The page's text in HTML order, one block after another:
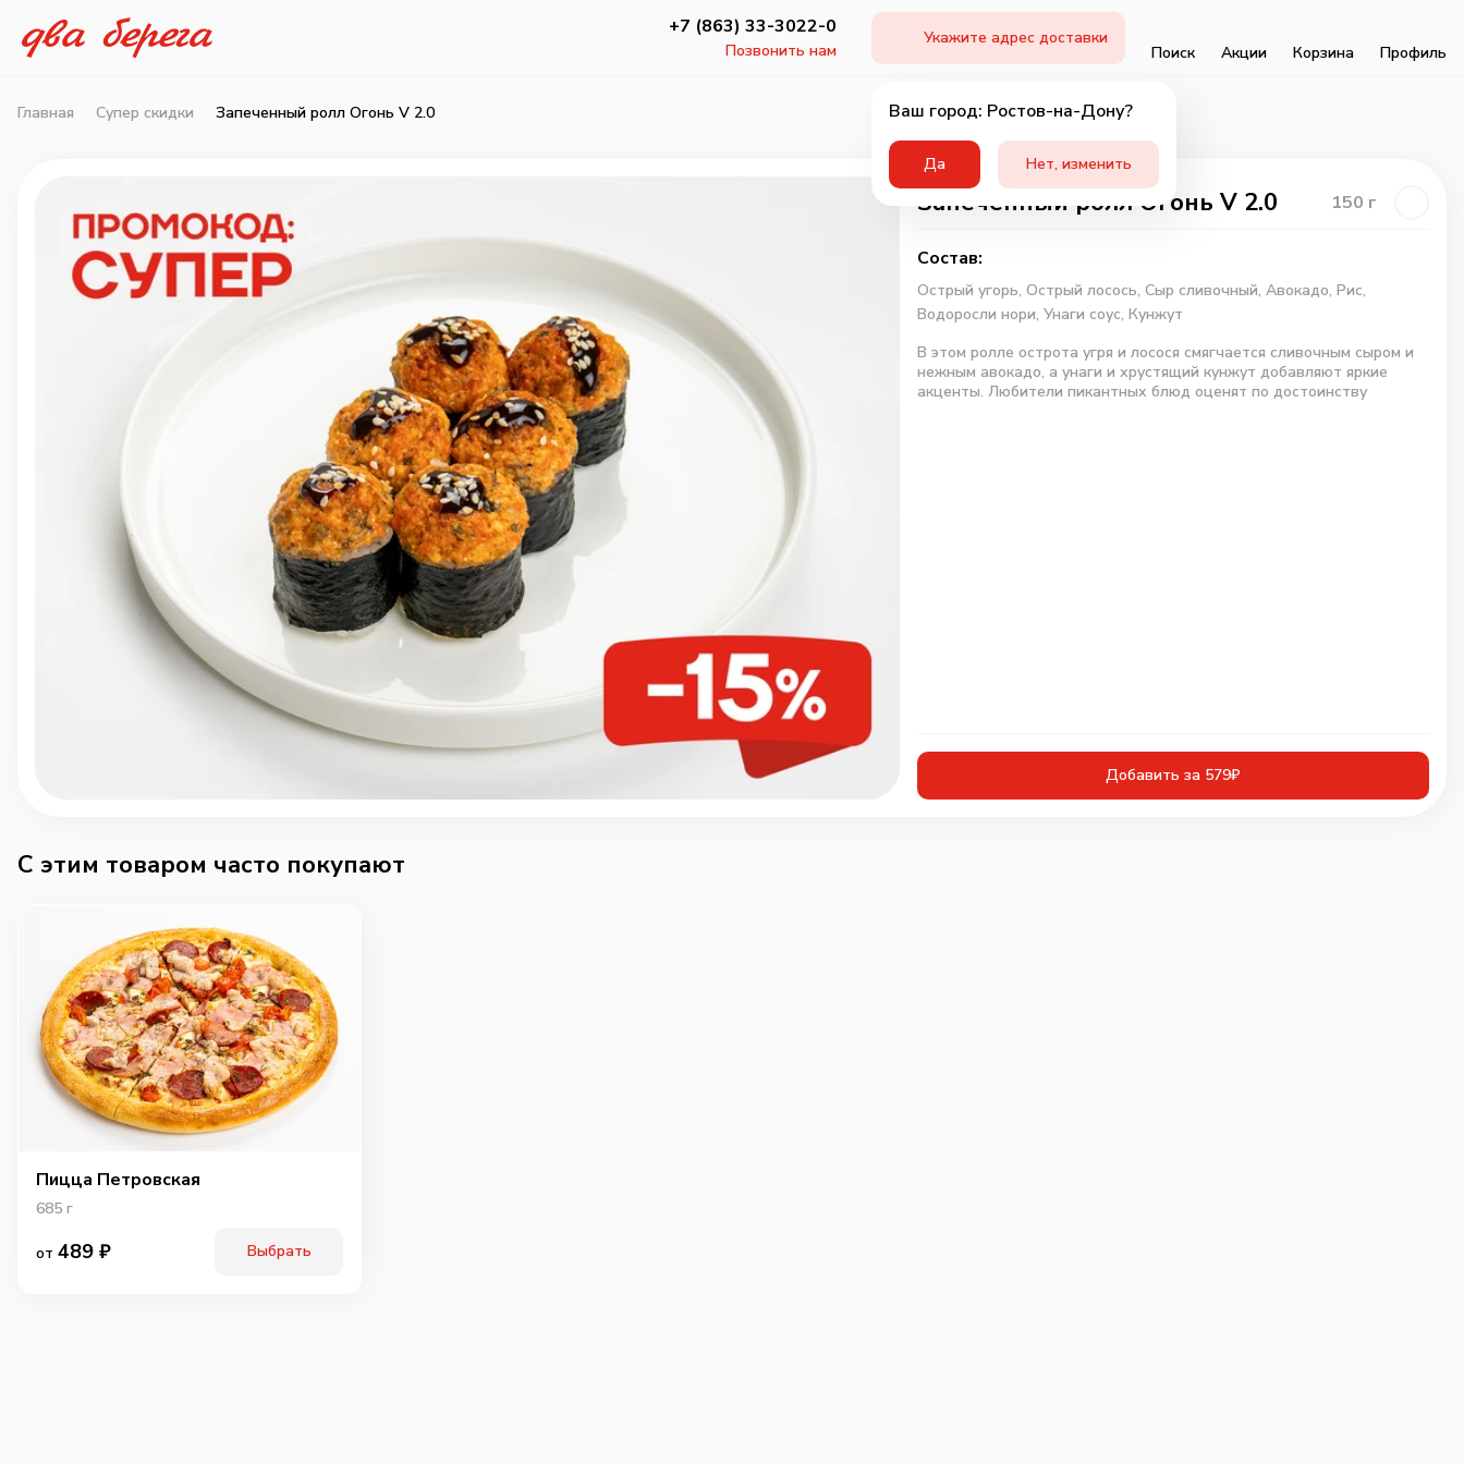
+7 (863) 33-3022-0
Позвонить нам
Укажите адрес доставки
Ваш город: Ростов-на-Дону?
Да Нет, изменить
Поиск Акции Корзина Профиль
Главная Супер скидки Запеченный ролл Огонь V 2.0
Запеченный ролл Огонь V 2.0 150 г
Состав:
Острый угорь, Острый лосось, Сыр сливочный, Авокадо, Рис,
Водоросли нори, Унаги соус, Кунжут
В этом ролле острота угря и лосося смягчается сливочным сыром и
нежным авокадо, а унаги и хрустящий кунжут добавляют яркие
акценты. Любители пикантных блюд оценят по достоинству
Добавить за 579₽
C этим товаром часто покупают
Пицца Петровская
685 г
от 489 ₽ Выбрать